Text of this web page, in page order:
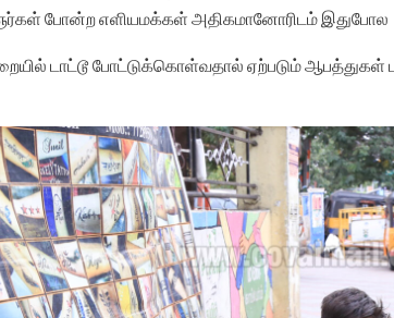
போன்ற எளியமக்கள் அதிகமானோரிடம் இதுபோல
டாட்டூ போட்டுக்கொள்வதால் ஏற்படும்